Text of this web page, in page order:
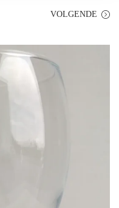
VOLGENDE